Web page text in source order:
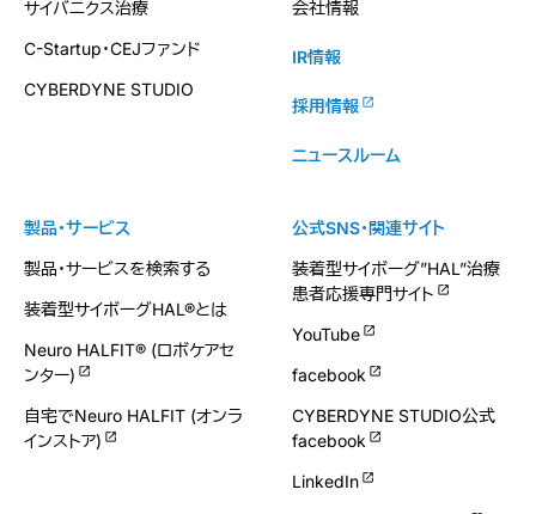
製品・サービス
製品・サービスを検索する
装着型サイボーグHAL®とは
Neuro HALFIT® (ロボケアセ
ンター)
自宅でNeuro HALFIT (オンラ
インストア)
サイバニクス治療
C-Startup・CEJファンド
CYBERDYNE STUDIO
会社情報
IR情報
採用情報
ニュースルーム
公式SNS・関連サイト
装着型サイボーグ”HAL”治療
患者応援専門サイト
YouTube
facebook
CYBERDYNE STUDIO公式
facebook
LinkedIn